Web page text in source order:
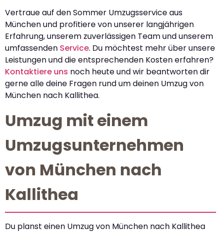
Vertraue auf den Sommer Umzugsservice aus
München und profitiere von unserer langjährigen
Erfahrung, unserem zuverlässigen Team und unserem
umfassenden Service. Du möchtest mehr über unsere
Leistungen und die entsprechenden Kosten erfahren?
Kontaktiere uns noch heute und wir beantworten dir
gerne alle deine Fragen rund um deinen Umzug von
München nach Kallithea.
Umzug mit einem
Umzugsunternehmen
von München nach
Kallithea
Du planst einen Umzug von München nach Kallithea